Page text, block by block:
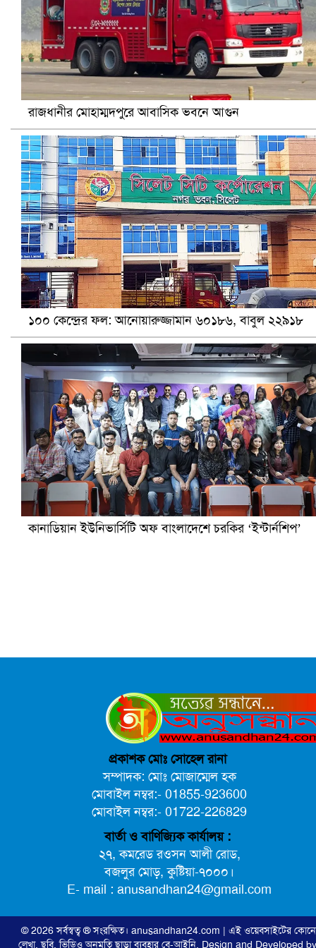
আ.লীগ ও জাপার ৯ নেতা কারাগারে
ভারতে ভয়াবহ সড়ক দুর্ঘটনা, নিহত ১৫
হলিউডে নতুন প্রেমের গুঞ্জন
রাজধানীর মোহাম্মদপুরে আবাসিক ভবনে আগুন
১০০ কেন্দ্রের ফল: আনোয়ারুজ্জামান ৬০১৮৬, বাবুল ২২৯১৮
কানাডিয়ান ইউনিভার্সিটি অফ বাংলাদেশে চরকির ‘ইন্টার্নশিপ’
প্রকাশক মোঃ সোহেল রানা
সম্পাদক: মোঃ মোজাম্মেল হক
মোবাইল নম্বর:- 01855-923600
মোবাইল নম্বর:- 01722-226829
বার্তা ও বাণিজ্যিক কার্যালয় :
২৭, কমরেড রওসন আলী রোড,
বজলুর মোড়, কুষ্টিয়া-৭০০০।
E- mail : anusandhan24@gmail.com
© 2026 সর্বস্বত্ব ® সংরক্ষিত। anusandhan24.com | এই ওয়েবসাইটের
লেখা, ছবি, ভিডিও অনুমতি ছাড়া ব্যবহার বে-আইনি, Design and Developed